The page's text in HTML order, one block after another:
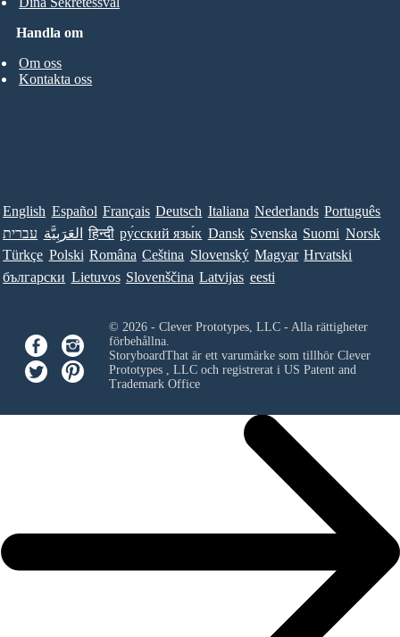
Handla om
Om oss
Kontakta oss
English Español Français Deutsch Italiana Nederlands Português
עברית العَرَبِيَّة हिन्दी ру́сский язы́к Dansk Svenska Suomi Norsk
Türkçe Polski Româna Ceština Slovenský Magyar Hrvatski
български Lietuvos Slovenščina Latvijas eesti
© 2026 - Clever Prototypes, LLC - Alla rättigheter
förbehållna.
StoryboardThat är ett varumärke som tillhör Clever
Prototypes , LLCoch registrerat i US Patent and
Trademark Office